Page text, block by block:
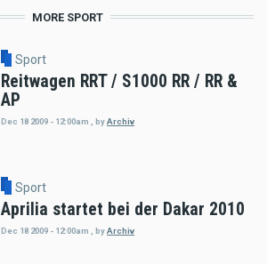
MORE SPORT
Sport
Reitwagen RRT / S1000 RR / RR &
AP
Dec 18 2009 - 12:00am , byArchiv
Sport
Aprilia startet bei der Dakar 2010
Dec 18 2009 - 12:00am byArchiv